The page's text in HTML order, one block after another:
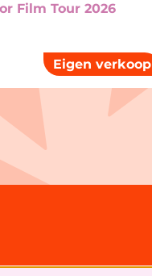
Film Tour 2026
Eigen verkoop